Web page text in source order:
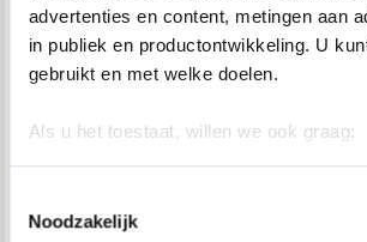
advertenties en content, metingen aan
in publiek en productontwikkeling. U
gebruikt en met welke doelen.
Als u het toestaat, willen we ook graag:
Uw apparaat identificeren door het
Noodzakelijk
Verwijderd
Sjoengtoch.
Verwijderd
19-02-2008, 15:17